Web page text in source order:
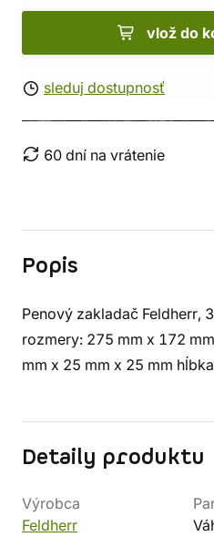
vlož do
sleduj dostupnosť
60 dní na vrátenie
Popis
Penový zakladač Feldherr,
rozmery: 275 mm x 172
mm x 25 mm x 25 mm
Detaily produktu
Výrobca
Feldherr